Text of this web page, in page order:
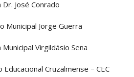
Dr. José Conrado
Municipal Jorge Guerra
Municipal Virgildásio Sena
Educacional Cruzalmense – CEC